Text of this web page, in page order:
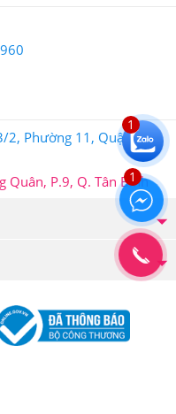
Cân An Toàn.
Cho Nữ Goli
Multi Gummies
Có Ưu Đãi Gì?
đang được bán
nhật thông tin quà
2, Phường 11, Quận 10,
Quân, P.9, Q. Tân Bình
1
1